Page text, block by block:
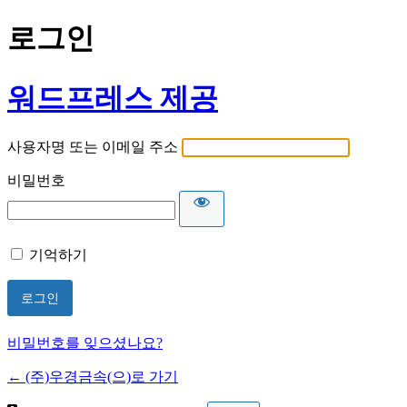
로그인
워드프레스 제공
사용자명 또는 이메일 주소
비밀번호
기억하기
비밀번호를 잊으셨나요?
← (주)우경금속(으)로 가기